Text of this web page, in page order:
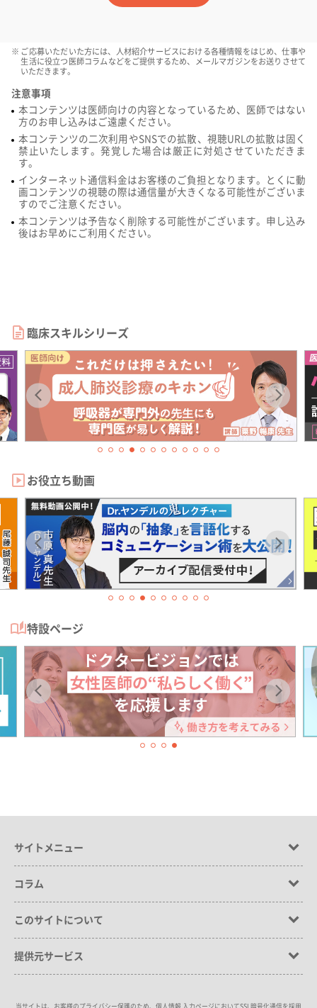
ご応募いただいた方には、人材紹介サービスにおける各種情報をはじめ、仕事や
生活に役立つ医師コラムなどをご提供するため、メールマガジンをお送りさせて
いただきます。
注意事項
本コンテンツは医師向けの内容となっているため、医師ではない
方のお申し込みはご遠慮ください。
本コンテンツの二次利用やSNSでの拡散、視聴URLの拡散は固く
禁止いたします。発覚した場合は厳正に対処させていただきま
す。
インターネット通信料金はお客様のご負担となります。とくに動
画コンテンツの視聴の際は通信量が大きくなる可能性がございま
すのでご注意ください。
本コンテンツは予告なく削除する可能性がございます。申し込み
後はお早めにご利用ください。
臨床スキルシリーズ
お役立ち動画
特設ページ
サイトメニュー
コラム
このサイトについて
提供元サービス
当サイトは、お客様のプライバシー保護のため、個人情報 入力ページにおいてSSL暗号化通信を採用